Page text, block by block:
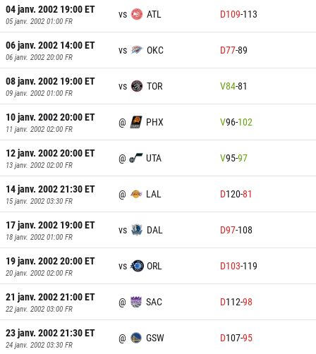
04 janv. 2002 19:00ET
05 janv. 2002 01:00 FR
vs ATL D109-113
06 janv. 2002 14:00ET
06 janv. 2002 20:00 FR
vs OKC D77-89
08 janv. 2002 19:00ET
09 janv. 2002 01:00 FR
vs TOR V84-81
10 janv. 2002 20:00ET
11 janv. 2002 02:00 FR
@ PHX V96-102
12 janv. 2002 20:00ET
13 janv. 2002 02:00 FR
@ UTA V95-97
14 janv. 2002 21:30ET
15 janv. 2002 03:30 FR
@ LAL D120-81
17 janv. 2002 19:00ET
18 janv. 2002 01:00 FR
vs DAL D97-108
19 janv. 2002 20:00ET
20 janv. 2002 02:00 FR
vs ORL D103-119
21 janv. 2002 21:00ET
22 janv. 2002 03:00 FR
@ SAC D112-98
23 janv. 2002 21:30ET
24 janv. 2002 03:30 FR
@ GSW D107-95